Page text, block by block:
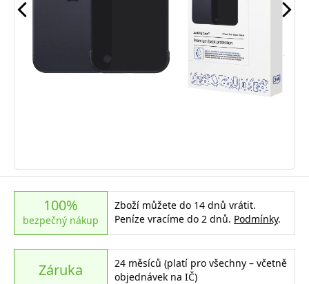
100%
bezpečný nákup
Zboží můžete do 14 dnů vrátit.
Peníze vracíme do 2 dnů. Podmínky.
Záruka
24 měsíců (platí pro všechny – včetně
objednávek na IČ)